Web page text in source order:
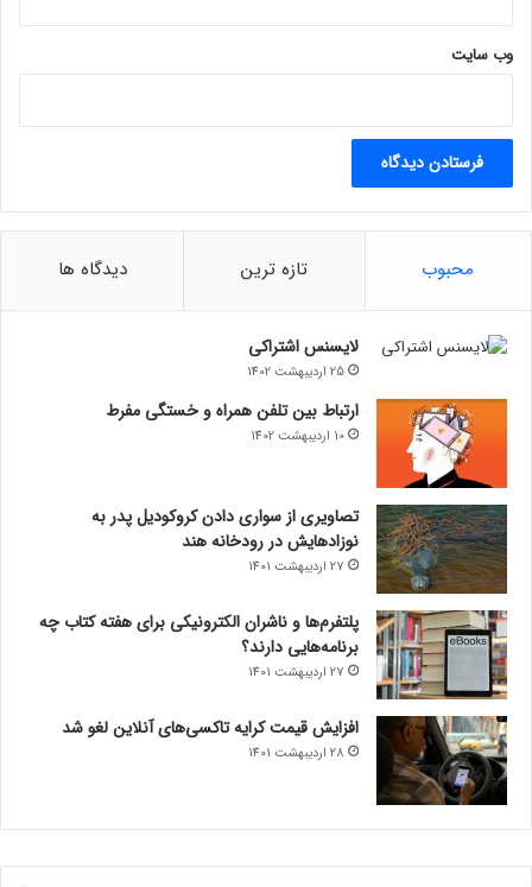
وب‌ سایت
محبوب تازه ترین دیدگاه ها
لایسنس اشتراکی
25 اردیبهشت 1402
ارتباط بین تلفن همراه و خستگی مفرط
10 اردیبهشت 1402
تصاویری از سواری دادن کروکودیل پدر به
نوزادهایش در رودخانه هند
27 اردیبهشت 1401
پلتفرم‌ها و ناشران الکترونیکی برای هفته کتاب چه
برنامه‌هایی دارند؟
27 اردیبهشت 1401
افزایش قیمت کرایه تاکسی‌های آنلاین لغو شد
28 اردیبهشت 1401